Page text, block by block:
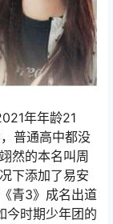
年年龄21
普通高中都没
然的本名叫周
下添加了易安
青3》成名出道
今时期少年团的